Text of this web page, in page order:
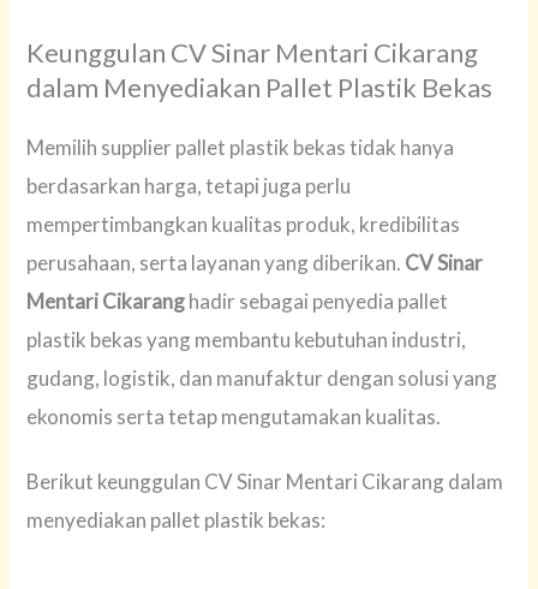
Keunggulan CV Sinar Mentari Cikarang
dalam Menyediakan Pallet Plastik Bekas
Memilih supplier pallet plastik bekas tidak hanya
berdasarkan harga, tetapi juga perlu
mempertimbangkan kualitas produk, kredibilitas
perusahaan, serta layanan yang diberikan. CV Sinar
Mentari Cikaranghadir sebagai penyedia pallet
plastik bekas yang membantu kebutuhan industri,
gudang, logistik, dan manufaktur dengan solusi yang
ekonomis serta tetap mengutamakan kualitas.
Berikut keunggulan CV Sinar Mentari Cikarang dalam
menyediakan pallet plastik bekas: